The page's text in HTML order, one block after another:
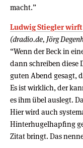
macht.”
Ludwig Stiegler
(dradio.de, Jörg
“Wenn der Beck in
dann schreiben diese
guten Abend gesagt,
Es ist wirklich, der
es ihm übel auslegt.
Hier wird auch
Hinterhugelhapfing
Zitat bringt. Das